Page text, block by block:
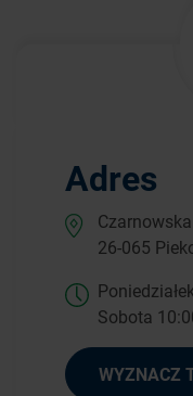
Adres
26-065
Sobota
WYZNACZ